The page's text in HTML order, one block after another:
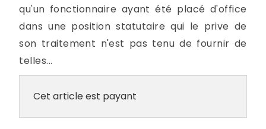
qu'un fonctionnaire ayant été placé d'office
dans une position statutaire qui le prive de
son traitement n'est pas tenu de fournir de
telles...
Cet article est payant